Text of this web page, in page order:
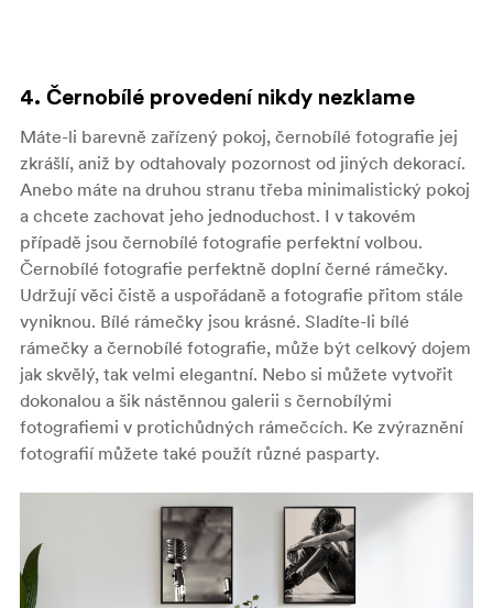
4. Černobílé provedení nikdy nezklame
Máte-li barevně zařízený pokoj, černobílé fotografie jej
zkrášlí, aniž by odtahovaly pozornost od jiných dekorací.
Anebo máte na druhou stranu třeba minimalistický pokoj
a chcete zachovat jeho jednoduchost. I v takovém
případě jsou černobílé fotografie perfektní volbou.
Černobílé fotografie perfektně doplní černé rámečky.
Udržují věci čistě a uspořádaně a fotografie přitom stále
vyniknou. Bílé rámečky jsou krásné. Sladíte-li bílé
rámečky a černobílé fotografie, může být celkový dojem
jak skvělý, tak velmi elegantní. Nebo si můžete vytvořit
dokonalou a šik nástěnnou galerii s černobílými
fotografiemi v protichůdných rámečcích. Ke zvýraznění
fotografií můžete také použít různé pasparty.